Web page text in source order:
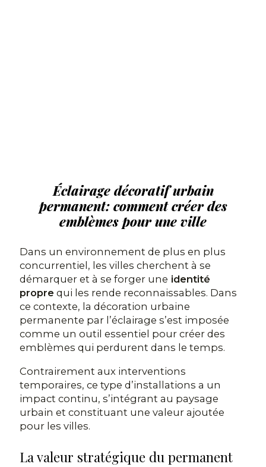
Éclairage décoratif urbain
permanent: comment créer des
emblèmes pour une ville
Dans un environnement de plus en plus
concurrentiel, les villes cherchent à se
démarquer et à se forger une identité
propre qui les rende reconnaissables. Dans
ce contexte, la décoration urbaine
permanente par l’éclairage s’est imposée
comme un outil essentiel pour créer des
emblèmes qui perdurent dans le temps.
Contrairement aux interventions
temporaires, ce type d’installations a un
impact continu, s’intégrant au paysage
urbain et constituant une valeur ajoutée
pour les villes.
La valeur stratégique du permanent